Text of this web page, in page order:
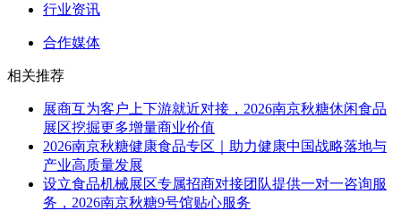
行业资讯
合作媒体
相关推荐
展商互为客户上下游就近对接，2026南京秋糖休闲食品
展区挖掘更多增量商业价值
2026南京秋糖健康食品专区｜助力健康中国战略落地与
产业高质量发展
设立食品机械展区专属招商对接团队提供一对一咨询服
务，2026南京秋糖9号馆贴心服务